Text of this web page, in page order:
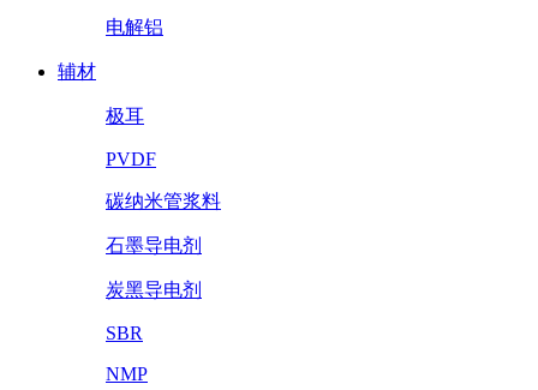
电解铝
辅材
极耳
PVDF
碳纳米管浆料
石墨导电剂
炭黑导电剂
SBR
NMP